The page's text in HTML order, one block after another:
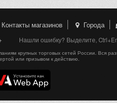
Контакты магазинов Города
Нашли ошибку? Выделите,
крупных торговых сетей России. Вся
или призывом к действию.